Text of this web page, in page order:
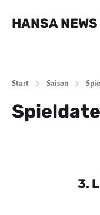
HANSA NEWS
Start Saison
3.